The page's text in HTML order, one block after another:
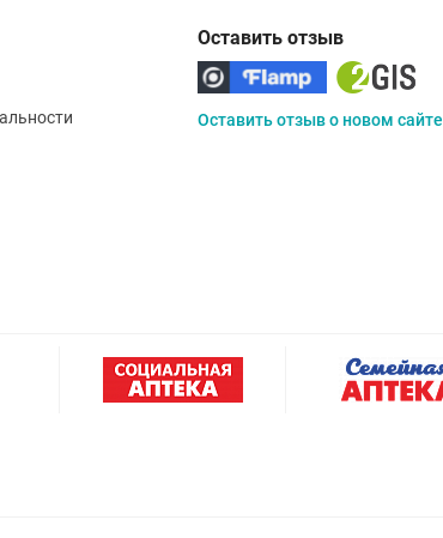
Оставить отзыв
Оставить отзыв о новом сайте